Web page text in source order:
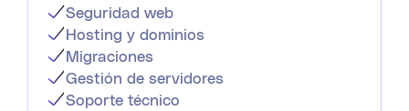
Seguridad web
Hosting y dominios
Migraciones
Gestión de servidores
Soporte técnico